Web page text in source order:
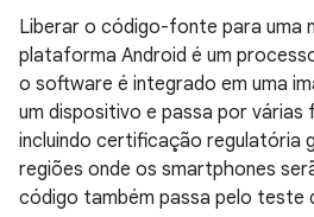
Liberar o código-fonte para uma
plataforma Android é um
o software é integrado em uma
um dispositivo e passa por
incluindo certificação regulatória
regiões onde os smartphones
código também passa pelo teste